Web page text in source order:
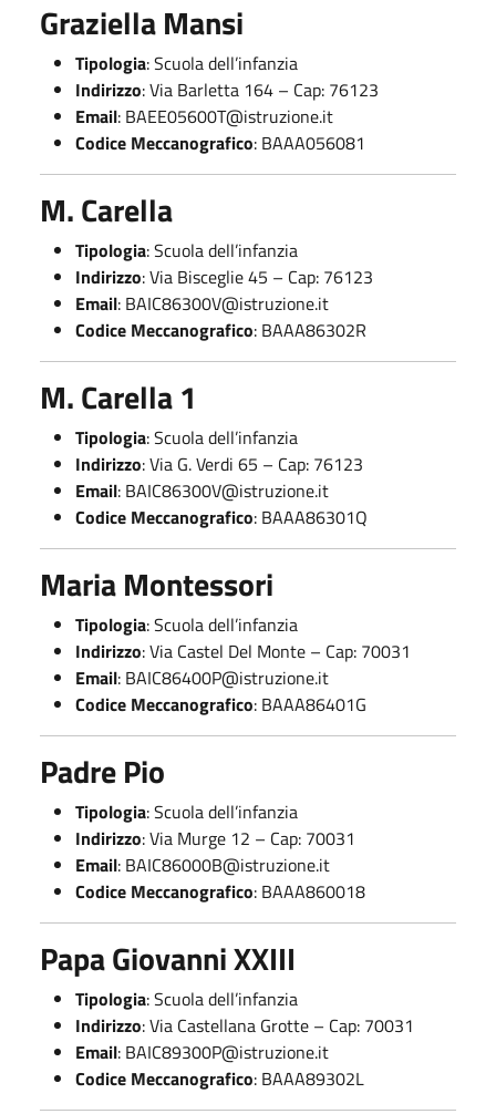
Graziella Mansi
Tipologia: Scuola dell’infanzia
Indirizzo: Via Barletta 164 – Cap: 76123
Email: BAEE05600T@istruzione.it
Codice Meccanografico: BAAA056081
M. Carella
Tipologia: Scuola dell’infanzia
Indirizzo: Via Bisceglie 45 – Cap: 76123
Email: BAIC86300V@istruzione.it
Codice Meccanografico: BAAA86302R
M. Carella 1
Tipologia: Scuola dell’infanzia
Indirizzo: Via G. Verdi 65 – Cap: 76123
Email: BAIC86300V@istruzione.it
Codice Meccanografico: BAAA86301Q
Maria Montessori
Tipologia: Scuola dell’infanzia
Indirizzo: Via Castel Del Monte – Cap: 70031
Email: BAIC86400P@istruzione.it
Codice Meccanografico: BAAA86401G
Padre Pio
Tipologia: Scuola dell’infanzia
Indirizzo: Via Murge 12 – Cap: 70031
Email: BAIC86000B@istruzione.it
Codice Meccanografico: BAAA860018
Papa Giovanni XXIII
Tipologia: Scuola dell’infanzia
Indirizzo: Via Castellana Grotte – Cap: 70031
Email: BAIC89300P@istruzione.it
Codice Meccanografico: BAAA89302L